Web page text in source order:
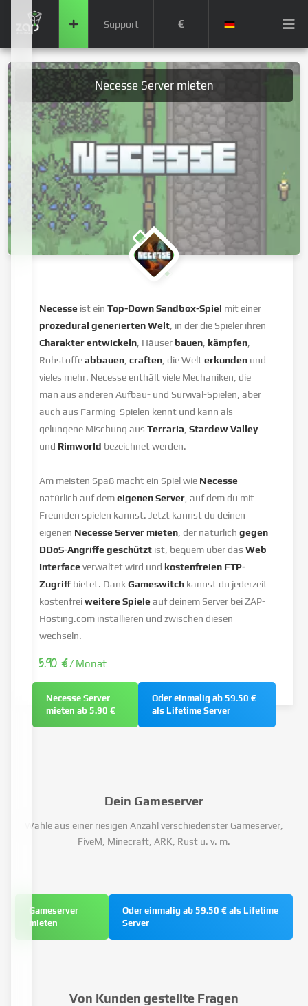
Support €
Necesse Server mieten
Necesse ist ein Top-Down Sandbox-Spiel mit einer
prozedural generierten Welt , in der die Spieler ihren
Charakter entwickeln , Häuser bauen kämpfen
Rohstoffeabbauen ,craften , die Welterkunden und
vieles mehr. Necesse enthält viele Mechaniken, die
man aus anderen Aufbau- und Survival-Spielen, aber
auch aus Farming-Spielen kennt und kann als
gelungene Mischung ausTerraria ,Stardew Valley
und Rimworld bezeichnet werden.
Am meisten Spaß macht ein Spiel wie Necesse
natürlich auf demeigenen Server , auf dem du mit
Freunden spielen kannst. Jetzt kannst du deinen
eigenen Necesse Server mieten , der natürlich gegen
DDoS-Angriffe geschützt ist, bequem über das Web
Interfaceverwaltet wird und kostenfreien FTP-
Zugriff bietet. DankGameswitch kannst du jederzeit
kostenfreiweitere Spieleauf deinem Server bei ZAP-
Hosting.com installieren und zwischen diesen
wechseln.
5.90 €/ Monat
Necesse Server
mieten ab 5.90 €
Oder einmalig ab 59.50 €
als Lifetime Server
Dein Gameserver
Wähle aus einer riesigen Anzahl verschiedenster Gameserver,
FiveM, Minecraft, ARK, Rust u. v. m.
Gameserver
mieten
Oder einmalig ab 59.50 € als Lifetime
Server
Von Kunden gestellte Fragen